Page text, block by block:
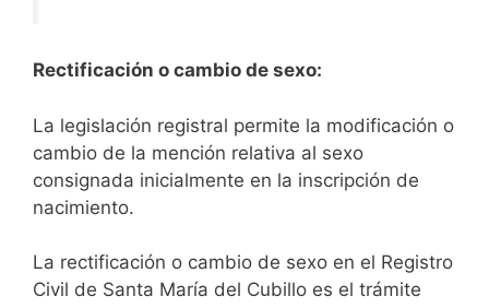
Rectificación o cambio de sexo:
La legislación registral permite la modificación o
cambio de la mención relativa al sexo
consignada inicialmente en la inscripción de
nacimiento.
La rectificación o cambio de sexo en el Registro
Civil de Santa María del Cubillo es el trámite